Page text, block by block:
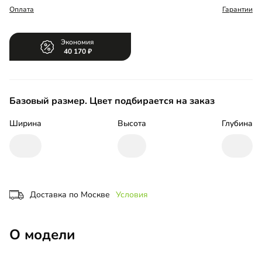
Оплата Гарантии
Экономия
40 170
Базовый размер. Цвет подбирается на заказ
Ширина Высота Глубина
Доставка по Москве Условия
О модели